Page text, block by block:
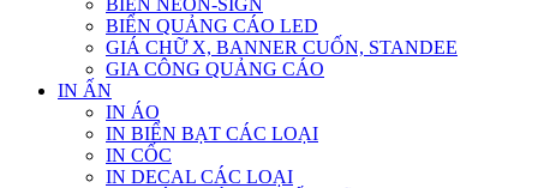
BIỂN NEON-SIGN
BIỂN QUẢNG CÁO LED
GIÁ CHỮ X, BANNER CUỐN, STANDEE
GIA CÔNG QUẢNG CÁO
IN ẤN
IN ÁO
IN BIỂN BẠT CÁC LOẠI
IN CỐC
IN DECAL CÁC LOẠI